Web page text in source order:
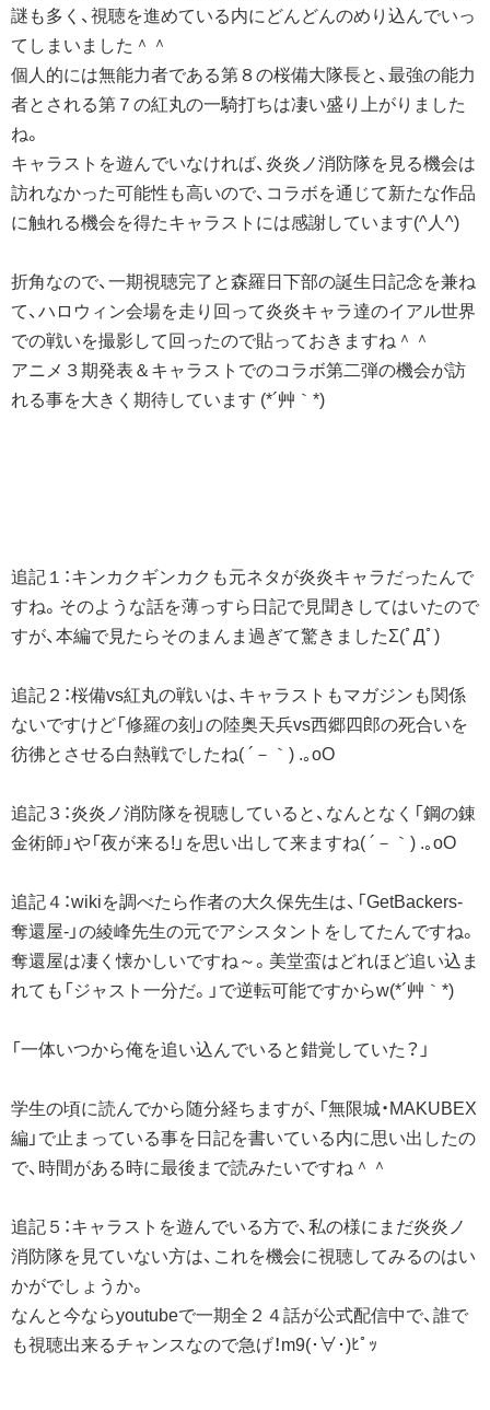
謎も多く、視聴を進めている内にどんどんのめり込んでいっ
てしまいました＾＾
個人的には無能力者である第８の桜備大隊長と、最強の能力
者とされる第７の紅丸の一騎打ちは凄い盛り上がりました
ね。
キャラストを遊んでいなければ、炎炎ノ消防隊を見る機会は
訪れなかった可能性も高いので、コラボを通じて新たな作品
に触れる機会を得たキャラストには感謝しています(^人^)
折角なので、一期視聴完了と森羅日下部の誕生日記念を兼ね
て、ハロウィン会場を走り回って炎炎キャラ達のイアル世界
での戦いを撮影して回ったので貼っておきますね＾＾
アニメ３期発表＆キャラストでのコラボ第二弾の機会が訪
れる事を大きく期待しています (*´艸｀*)
追記１：キンカクギンカクも元ネタが炎炎キャラだったんで
すね。そのような話を薄っすら日記で見聞きしてはいたので
すが、本編で見たらそのまんま過ぎて驚きましたΣ(ﾟДﾟ)
追記２：桜備vs紅丸の戦いは、キャラストもマガジンも関係
ないですけど「修羅の刻」の陸奥天兵vs西郷四郎の死合いを
彷彿とさせる白熱戦でしたね( ´－｀) .｡oO
追記３：炎炎ノ消防隊を視聴していると、なんとなく「鋼の錬
金術師」や「夜が来る!」を思い出して来ますね( ´－｀) .｡oO
追記４：wikiを調べたら作者の大久保先生は、「GetBackers-
奪還屋-」の綾峰先生の元でアシスタントをしてたんですね。
奪還屋は凄く懐かしいですね～。美堂蛮はどれほど追い込ま
れても「ジャスト一分だ。」で逆転可能ですからw(*´艸｀*)
「一体いつから俺を追い込んでいると錯覚していた？」
学生の頃に読んでから随分経ちますが、「無限城・MAKUBEX
編」で止まっている事を日記を書いている内に思い出したの
で、時間がある時に最後まで読みたいですね＾＾
追記５：キャラストを遊んでいる方で、私の様にまだ炎炎ノ
消防隊を見ていない方は、これを機会に視聴してみるのはい
かがでしょうか。
なんと今ならyoutubeで一期全２４話が公式配信中で、誰で
も視聴出来るチャンスなので急げ！m9(･∀･)ﾋﾟｯ